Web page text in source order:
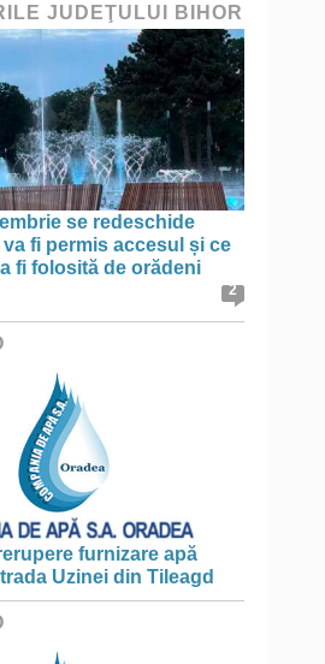
JUDEŢULUI BIHOR
se redeschide
fi permis accesul și ce
fi folosită de orădeni
2
furnizare apă
Uzinei din Tileagd